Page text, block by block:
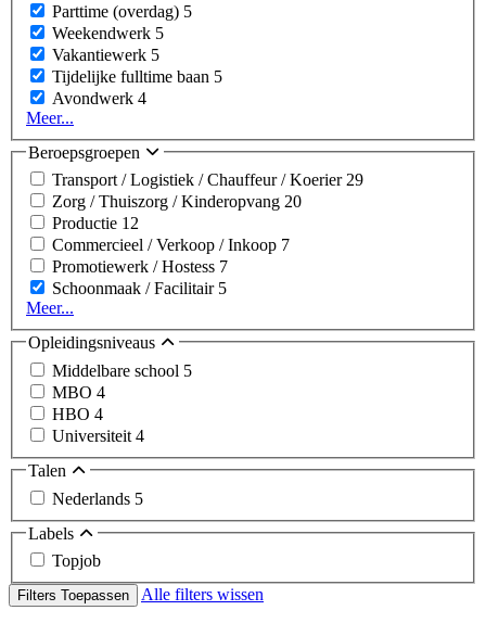
Parttime (overdag) 5
Weekendwerk 5
Vakantiewerk 5
Tijdelijke fulltime baan 5
Avondwerk 4
Meer...
Beroepsgroepen
Transport / Logistiek / Chauffeur / Koerier29
Zorg / Thuiszorg / Kinderopvang 20
Productie 12
Commercieel / Verkoop / Inkoop 7
Promotiewerk / Hostess 7
Schoonmaak / Facilitair 5
Meer...
Opleidingsniveaus
Middelbare school 5
MBO 4
HBO 4
Universiteit 4
Talen
Nederlands 5
Labels
Topjob
Filters Toepassen Alle filters wissen